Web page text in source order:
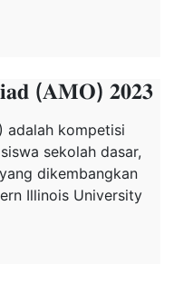
(𝐀𝐌𝐎) 𝟐𝟎𝟐𝟑
adalah kompetisi
sekolah dasar,
dikembangkan
Illinois University